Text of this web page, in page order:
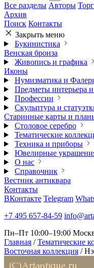
Все разделы Авторы
Архив
Поиск Контакты
Закрыть меню
Букинистика
Венская бронза
Живопись и графика
Иконы
Нумизматика и
Предметы интерьера
Профессии
Скульптура и
Старинные карты и
Столовое серебро
Тематические
Техника и приборы
Ювелирные
О нас
Справочник
Вестник антиквара
Контакты
ВКонтакте Telegram
+7 495 657-84-59
Пн–Пт 10:00–19:00
Главная / Тематические
Восточная коллекция /